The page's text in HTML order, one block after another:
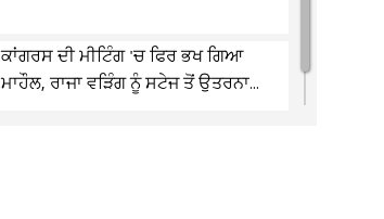
ਕਾਂਗਰਸ ਦੀ ਮੀਟਿੰਗ 'ਚ ਫਿਰ ਭਖ ਗਿਆ
ਮਾਹੌਲ, ਰਾਜਾ ਵੜਿੰਗ ਨੂੰ ਸਟੇਜ ਤੋਂ ਉਤਰਨਾ...